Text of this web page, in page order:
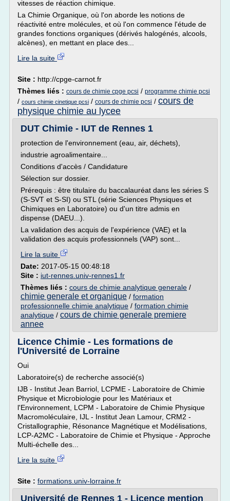
vitesses de réaction chimique.
La Chimie Organique, où l'on aborde les notions de
réactivité entre molécules, et où l'on commence l'étude de
grandes fonctions organiques (dérivés halogénés, alcools,
alcènes), en mettant en place des...
Lire la suite
Site : http://cpge-carnot.fr
Thèmes liés : cours de chimie cpge pcsi / programme chimie pcsi
/ cours chimie cinetique pcsi / cours de chimie pcsi / cours de
physique chimie au lycee
DUT Chimie - IUT de Rennes 1
protection de l'environnement (eau, air, déchets),
industrie agroalimentaire...
Conditions d'accès / Candidature
Sélection sur dossier.
Prérequis : être titulaire du baccalauréat dans les séries S
(S-SVT et S-SI) ou STL (série Sciences Physiques et
Chimiques en Laboratoire) ou d'un titre admis en
dispense (DAEU...).
La validation des acquis de l'expérience (VAE) et la
validation des acquis professionnels (VAP) sont...
Lire la suite
Date: 2017-05-15 00:48:18
Site : iut-rennes.univ-rennes1.fr
Thèmes liés : cours de chimie analytique generale /
chimie generale et organique / formation
professionnelle chimie analytique / formation chimie
analytique / cours de chimie generale premiere
annee
Licence Chimie - Les formations de
l'Université de Lorraine
Oui
Laboratoire(s) de recherche associé(s)
IJB - Institut Jean Barriol, LCPME - Laboratoire de Chimie
Physique et Microbiologie pour les Matériaux et
l'Environnement, LCPM - Laboratoire de Chimie Physique
Macromoléculaire, IJL - Institut Jean Lamour, CRM2 -
Cristallographie, Résonance Magnétique et Modélisations,
LCP-A2MC - Laboratoire de Chimie et Physique - Approche
Multi-échelle des...
Lire la suite
Site : formations.univ-lorraine.fr
Université de Rennes 1 - Licence mention